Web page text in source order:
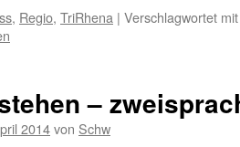
, Regio, TriRhena | Verschlagwortet mit
–
2014von Schw